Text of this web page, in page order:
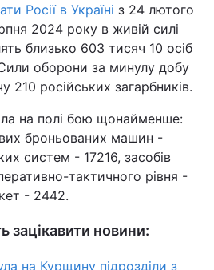
Росії в Україні з 24 лютого
2024 року в живій силі
близько 603 тисяч 10 осіб
оборони за минулу добу
210 російських загарбників.
на полі бою щонайменше:
броньованих машин -
систем - 17216, засобів
тактичного рівня -
- 2442.
зацікавити новини:
на Курщину підрозділи з